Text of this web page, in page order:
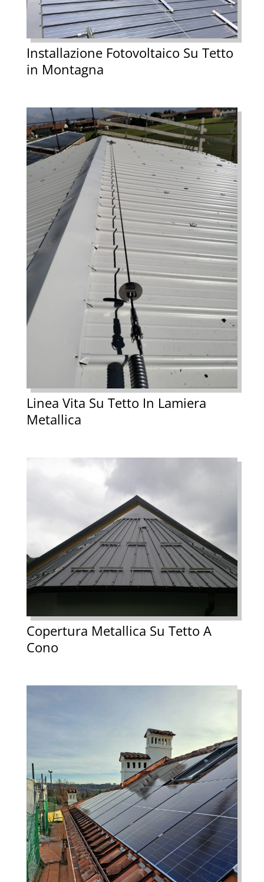
Installazione Fotovoltaico Su Tetto
in Montagna
Linea Vita Su Tetto In Lamiera
Metallica
Copertura Metallica Su Tetto A
Cono